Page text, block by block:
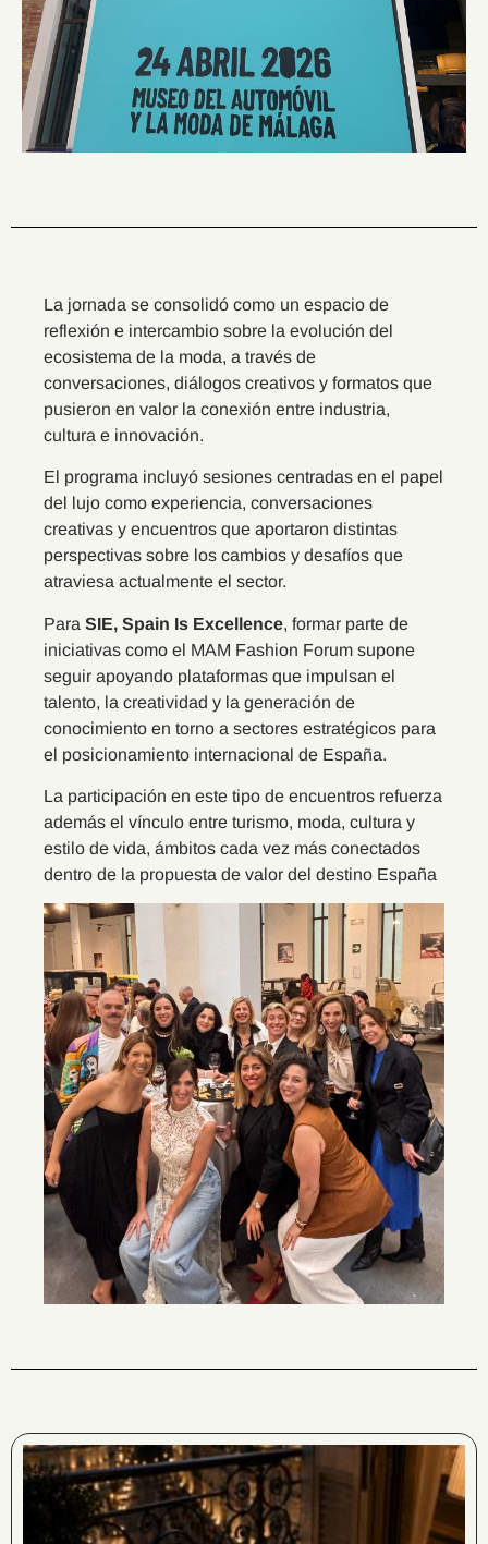
La jornada se consolidó como un espacio de
reflexión e intercambio sobre la evolución del
ecosistema de la moda, a través de
conversaciones, diálogos creativos y formatos que
pusieron en valor la conexión entre industria,
cultura e innovación.
El programa incluyó sesiones centradas en el papel
del lujo como experiencia, conversaciones
creativas y encuentros que aportaron distintas
perspectivas sobre los cambios y desafíos que
atraviesa actualmente el sector.
Para SIE, Spain Is Excellence, formar parte de
iniciativas como el MAM Fashion Forum supone
seguir apoyando plataformas que impulsan el
talento, la creatividad y la generación de
conocimiento en torno a sectores estratégicos para
el posicionamiento internacional de España.
La participación en este tipo de encuentros refuerza
además el vínculo entre turismo, moda, cultura y
estilo de vida, ámbitos cada vez más conectados
dentro de la propuesta de valor del destino España